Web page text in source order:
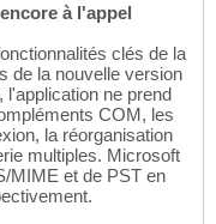
à l'appel
clés de la
de la nouvelle version
ne prend
COM, les
la réorganisation
multiples. Microsoft
MIME et de PST en